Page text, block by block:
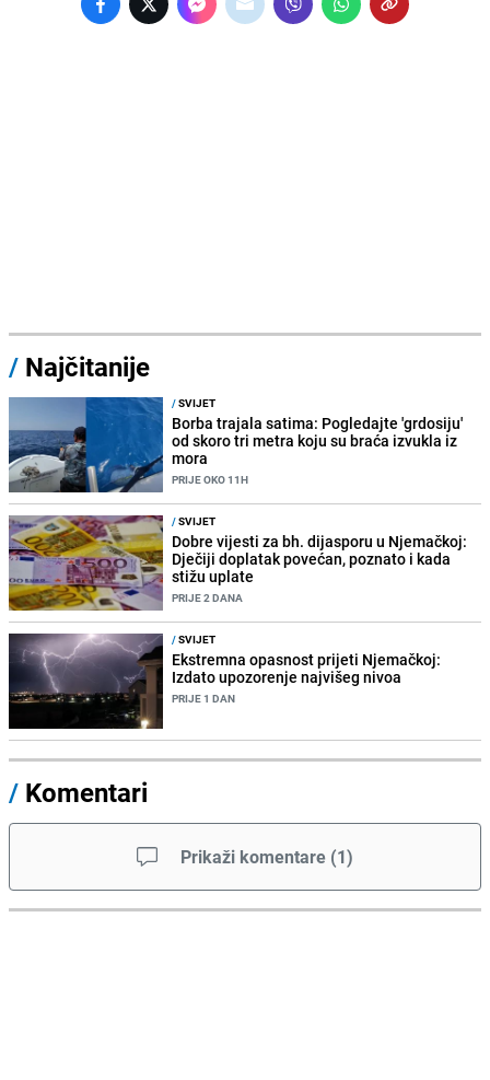
/ Najčitanije
/SVIJET
Borba trajala satima: Pogledajte 'grdosiju'
od skoro tri metra koju su braća izvukla iz
mora
PRIJE OKO 11H
/SVIJET
Dobre vijesti za bh. dijasporu u Njemačkoj:
Dječiji doplatak povećan, poznato i kada
stižu uplate
PRIJE 2 DANA
/SVIJET
Ekstremna opasnost prijeti Njemačkoj:
Izdato upozorenje najvišeg nivoa
PRIJE 1 DAN
/ Komentari
Prikaži komentare (1)